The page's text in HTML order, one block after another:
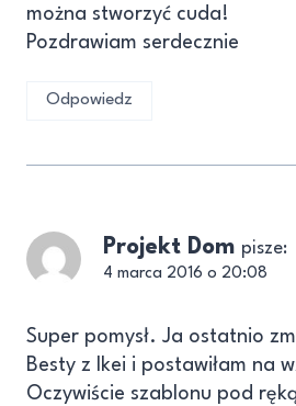
można stworzyć cuda!
Pozdrawiam serdecznie
Odpowiedz
Projekt Dom pisze:
4 marca 2016 o 20:08
Super pomysł. Ja ostatnio
Besty z Ikei i postawiłam na
Oczywiście szablonu pod